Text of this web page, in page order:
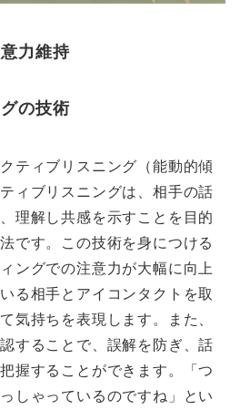
力維持
の技術
ティブリスニング（能動的傾
ィブリスニングは、相手の話
理解し共感を示すことを目的
です。この技術を身につける
ングでの注意力が大幅に向上
る相手とアイコンタクトを取
気持ちを表現します。また、
することで、誤解を防ぎ、話
握することができます。「つ
しゃっているのですね」とい